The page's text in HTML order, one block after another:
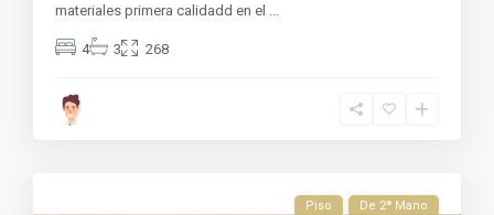
materiales primera calidadd en el ...
4 3 268
Piso De 2ª Mano